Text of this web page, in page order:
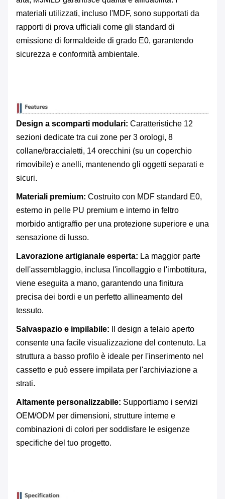
materiali utilizzati, incluso l'MDF, sono supportati da
rapporti di prova ufficiali come gli standard di
emissione di formaldeide di grado E0, garantendo
sicurezza e conformità ambientale.
Design a scomparti modulari: ​ Caratteristiche 12
sezioni dedicate tra cui zone per 3 orologi, 8
collane/braccialetti, 14 orecchini (su un coperchio
rimovibile) e anelli, mantenendo gli oggetti separati e
sicuri.
Materiali premium: ​ Costruito con MDF standard E0,
esterno in pelle PU premium e interno in feltro
morbido antigraffio per una protezione superiore e una
sensazione di lusso.
Lavorazione artigianale esperta: ​ La maggior parte
dell'assemblaggio, inclusa l'incollaggio e l'imbottitura,
viene eseguita a mano, garantendo una finitura
precisa dei bordi e un perfetto allineamento del
tessuto.
Salvaspazio e impilabile: ​ Il design a telaio aperto
consente una facile visualizzazione del contenuto. La
struttura a basso profilo è ideale per l'inserimento nel
cassetto e può essere impilata per l'archiviazione a
strati.
Altamente personalizzabile: ​ Supportiamo i servizi
OEM/ODM per dimensioni, strutture interne e
combinazioni di colori per soddisfare le esigenze
specifiche del tuo progetto.